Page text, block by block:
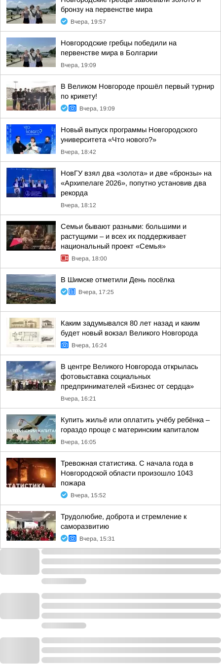
бронзу на первенстве мира
Вчера, 19:57
Новгородские гребцы победили на
первенстве мира в Болгарии
Вчера, 19:09
В Великом Новгороде прошёл первый турнир
по крикету!
Вчера, 19:09
Новый выпуск программы Новгородского
университета «Что нового?»
Вчера, 18:42
НовГУ взял два «золота» и две «бронзы» на
«Архипелаге 2026», попутно установив два
рекорда
Вчера, 18:12
Семьи бывают разными: большими и
растущими – и всех их поддерживает
национальный проект «Семья»
Вчера, 18:00
В Шимске отметили День посёлка
Вчера, 17:25
Каким задумывался 80 лет назад и каким
будет новый вокзал Великого Новгорода
Вчера, 16:24
В центре Великого Новгорода открылась
фотовыставка социальных
предпринимателей «Бизнес от сердца»
Вчера, 16:21
Купить жильё или оплатить учёбу ребёнка –
гораздо проще с материнским капиталом
Вчера, 16:05
Тревожная статистика. С начала года в
Новгородской области произошло 1043
пожара
Вчера, 15:52
Трудолюбие, доброта и стремление к
саморазвитию
Вчера, 15:31